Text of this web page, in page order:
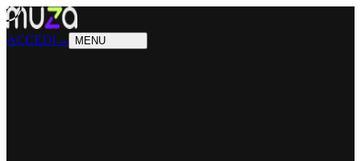
ACCEDI→ MENU
PRODOTTI Cosa sappiamo fare
SOLUZIONIChi possiamo aiutare